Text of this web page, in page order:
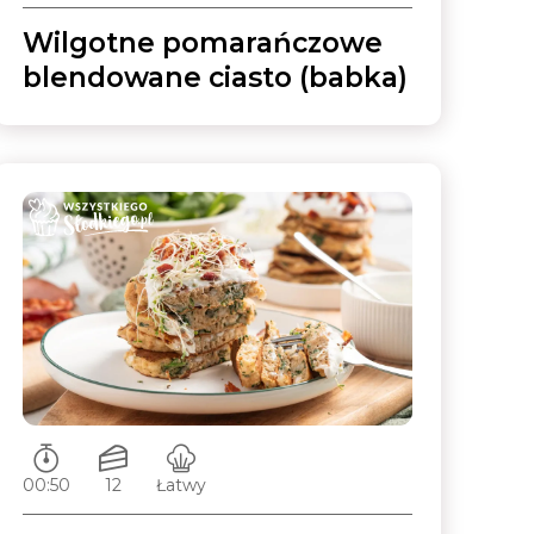
Wilgotne pomarańczowe
blendowane ciasto (babka)
Czas przygotowywania:
00:50
Ilość porcji:
12
Poziom trudności:
Łatwy